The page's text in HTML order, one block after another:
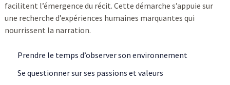
facilitent l’émergence du récit. Cette démarche s’appuie sur
une recherche d’expériences humaines marquantes qui
nourrissent la narration.
Prendre le temps d’observer son environnement
Se questionner sur ses passions et valeurs